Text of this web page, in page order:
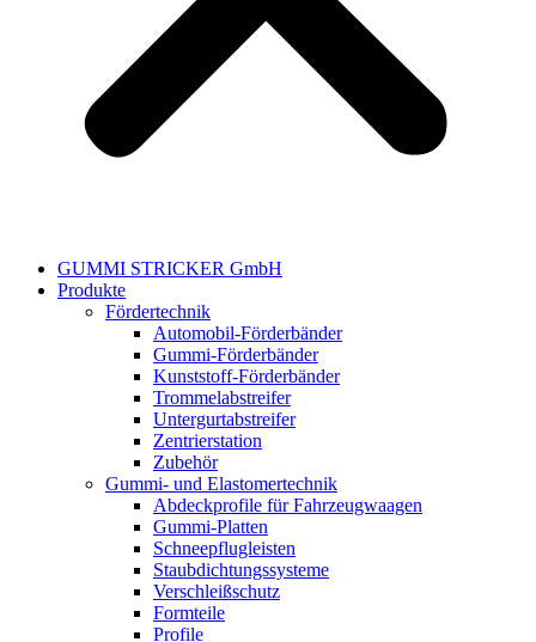
GUMMI STRICKER GmbH
Produkte
Fördertechnik
Automobil-Förderbänder
Gummi-Förderbänder
Kunststoff-Förderbänder
Trommelabstreifer
Untergurtabstreifer
Zentrierstation
Zubehör
Gummi- und Elastomertechnik
Abdeckprofile für Fahrzeugwaagen
Gummi-Platten
Schneepflugleisten
Staubdichtungssysteme
Verschleißschutz
Formteile
Profile